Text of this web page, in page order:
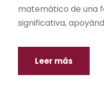
matemático de una
significativa,
Leer más